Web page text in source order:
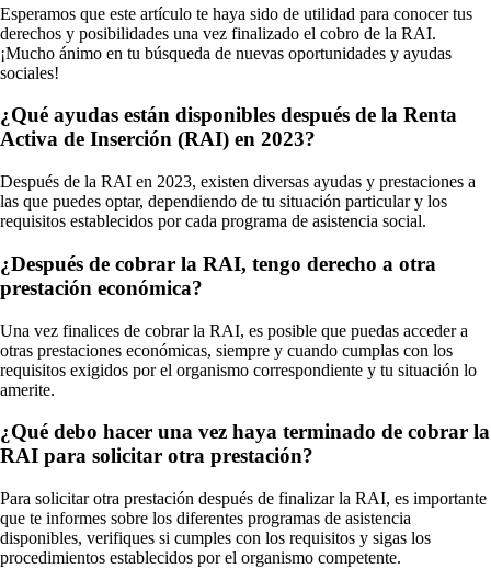
Esperamos que este artículo te haya sido de utilidad para conocer tus
derechos y posibilidades una vez finalizado el cobro de la RAI.
¡Mucho ánimo en tu búsqueda de nuevas oportunidades y ayudas
sociales!
¿Qué ayudas están disponibles después de la Renta
Activa de Inserción (RAI) en 2023?
Después de la RAI en 2023, existen diversas ayudas y prestaciones a
las que puedes optar, dependiendo de tu situación particular y los
requisitos establecidos por cada programa de asistencia social.
¿Después de cobrar la RAI, tengo derecho a otra
prestación económica?
Una vez finalices de cobrar la RAI, es posible que puedas acceder a
otras prestaciones económicas, siempre y cuando cumplas con los
requisitos exigidos por el organismo correspondiente y tu situación lo
amerite.
¿Qué debo hacer una vez haya terminado de cobrar la
RAI para solicitar otra prestación?
Para solicitar otra prestación después de finalizar la RAI, es importante
que te informes sobre los diferentes programas de asistencia
disponibles, verifiques si cumples con los requisitos y sigas los
procedimientos establecidos por el organismo competente.